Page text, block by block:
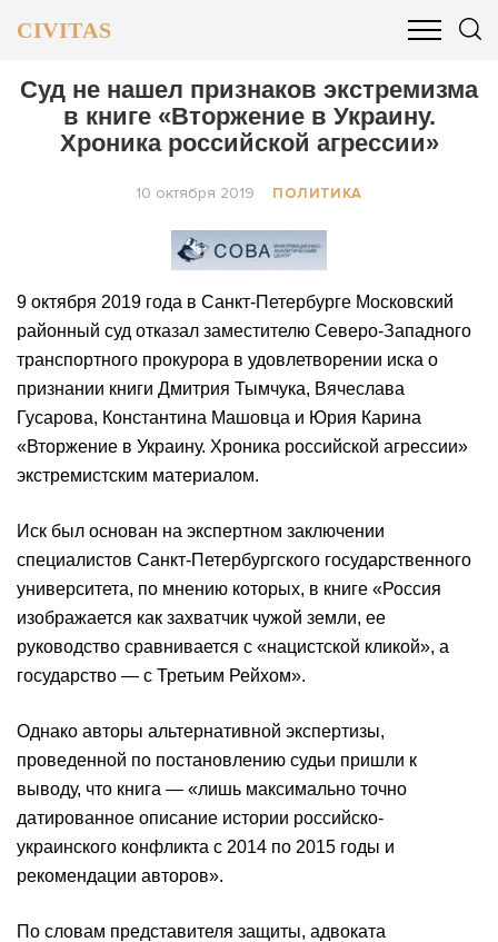
CIVITAS
ОБЩЕСТВО БИЗНЕС И ФИНАНСЫ
Суд не нашел признаков экстремизма
в книге «Вторжение в Украину.
Хроника российской агрессии»
10 октября 2019 ПОЛИТИКА
9 октября 2019 года в Санкт-Петербурге Московский
районный суд отказал заместителю Северо-Западного
транспортного прокурора в удовлетворении иска о
признании книги Дмитрия Тымчука, Вячеслава
Гусарова, Константина Машовца и Юрия Карина
«Вторжение в Украину. Хроника российской агрессии»
экстремистским материалом.
Иск был основан на экспертном заключении
специалистов Санкт-Петербургского государственного
университета, по мнению которых, в книге «Россия
изображается как захватчик чужой земли, ее
руководство сравнивается с «нацистской кликой», а
государство — с Третьим Рейхом».
Однако авторы альтернативной экспертизы,
проведенной по постановлению судьи пришли к
выводу, что книга — «лишь максимально точно
датированное описание истории российско-
украинского конфликта с 2014 по 2015 годы и
рекомендации авторов».
По словам представителя защиты, адвоката